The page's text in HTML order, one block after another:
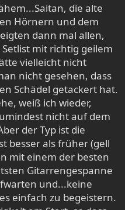
die alte
Hörnern und dem
dann mal allen,
mit richtig geilem
vielleicht nicht
nicht gesehen, dass
Schädel getackert hat.
weiß ich wieder,
nicht auf dem
der Typ ist die
besser als früher (gell
mit einem der besten
Gitarrengespanne
und...keine
einfach zu begeistern.